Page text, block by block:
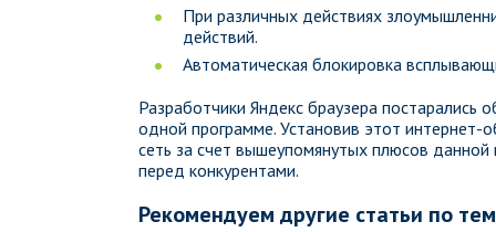
При различных действиях
действий.
Автоматическая блокировка
Разработчики Яндекс браузера постарались
одной программе. Установив этот интернет-
сеть за счет вышеупомянутых плюсов
перед конкурентами.
Рекомендуем другие статьи по